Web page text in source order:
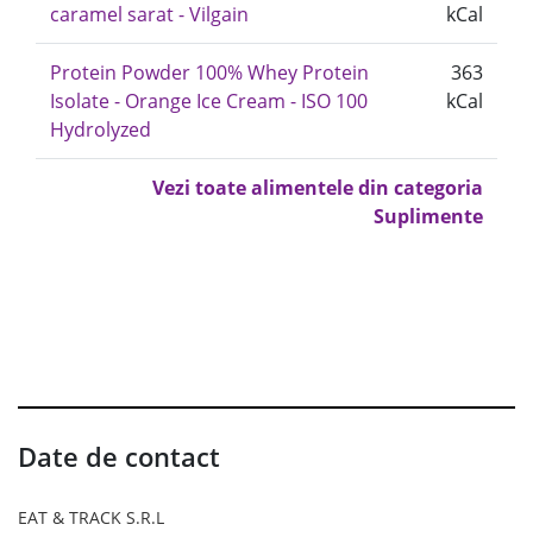
caramel sarat - Vilgain
kCal
Protein Powder 100% Whey Protein
Isolate - Orange Ice Cream - ISO 100
Hydrolyzed
363
kCal
Vezi toate alimentele din categoria
Suplimente
Date de contact
EAT & TRACK S.R.L